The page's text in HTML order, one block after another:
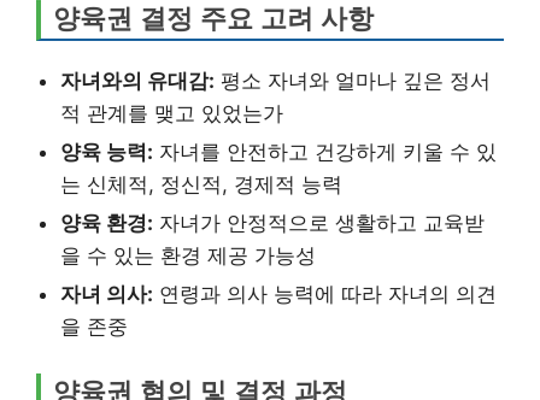
양육권 결정 주요 고려 사항
자녀와의 유대감: 평소 자녀와 얼마나 깊은 정서
적 관계를 맺고 있었는가
양육 능력: 자녀를 안전하고 건강하게 키울 수 있
는 신체적, 정신적, 경제적 능력
양육 환경: 자녀가 안정적으로 생활하고 교육받
을 수 있는 환경 제공 가능성
자녀 의사: 연령과 의사 능력에 따라 자녀의 의견
을 존중
양육권 협의 및 결정 과정